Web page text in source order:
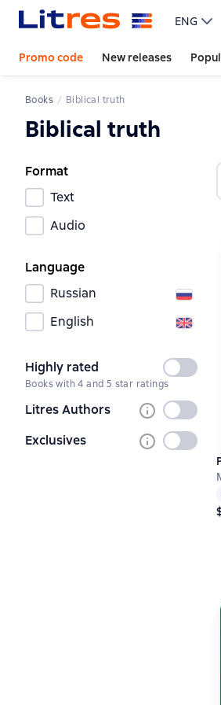
ENG
Promo code New releases
Books Biblical truth
Biblical truth
Format
Text
Audio
Language
Russian
English
Highly rated
Not
selected
Books with 4 and 5 star ratings
Litres Authors
Not
selected
Exclusives
Not